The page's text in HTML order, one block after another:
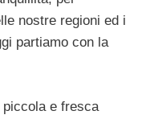
nostre regioni ed i
partiamo con la
e fresca